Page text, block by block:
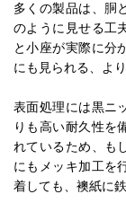
多くの製品は、胴
のように見せる工
と小座が実際に分
にも見られる、よ
表面処理には黒ニ
りも高い耐久性を
れているため、も
にもメッキ加工を
着しても、襖紙に